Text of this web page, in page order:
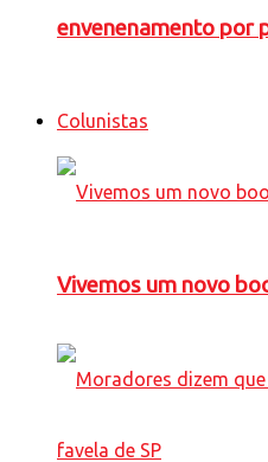
envenenamento por
Colunistas
Vivemos um novo